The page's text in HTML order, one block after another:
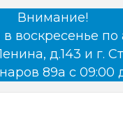
Внимание!
воскресенье по
д.143 и г.
89а с 09:00